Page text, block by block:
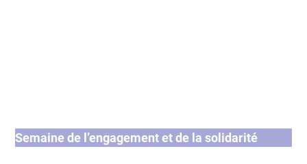
Semaine de l’engagement et de la solidarité